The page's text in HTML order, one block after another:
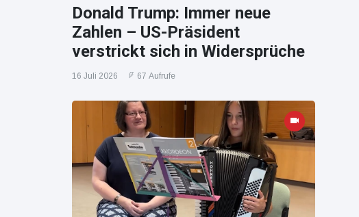
Donald Trump: Immer neue
Zahlen – US-Präsident
verstrickt sich in Widersprüche
16 Juli 2026 67 Aufrufe